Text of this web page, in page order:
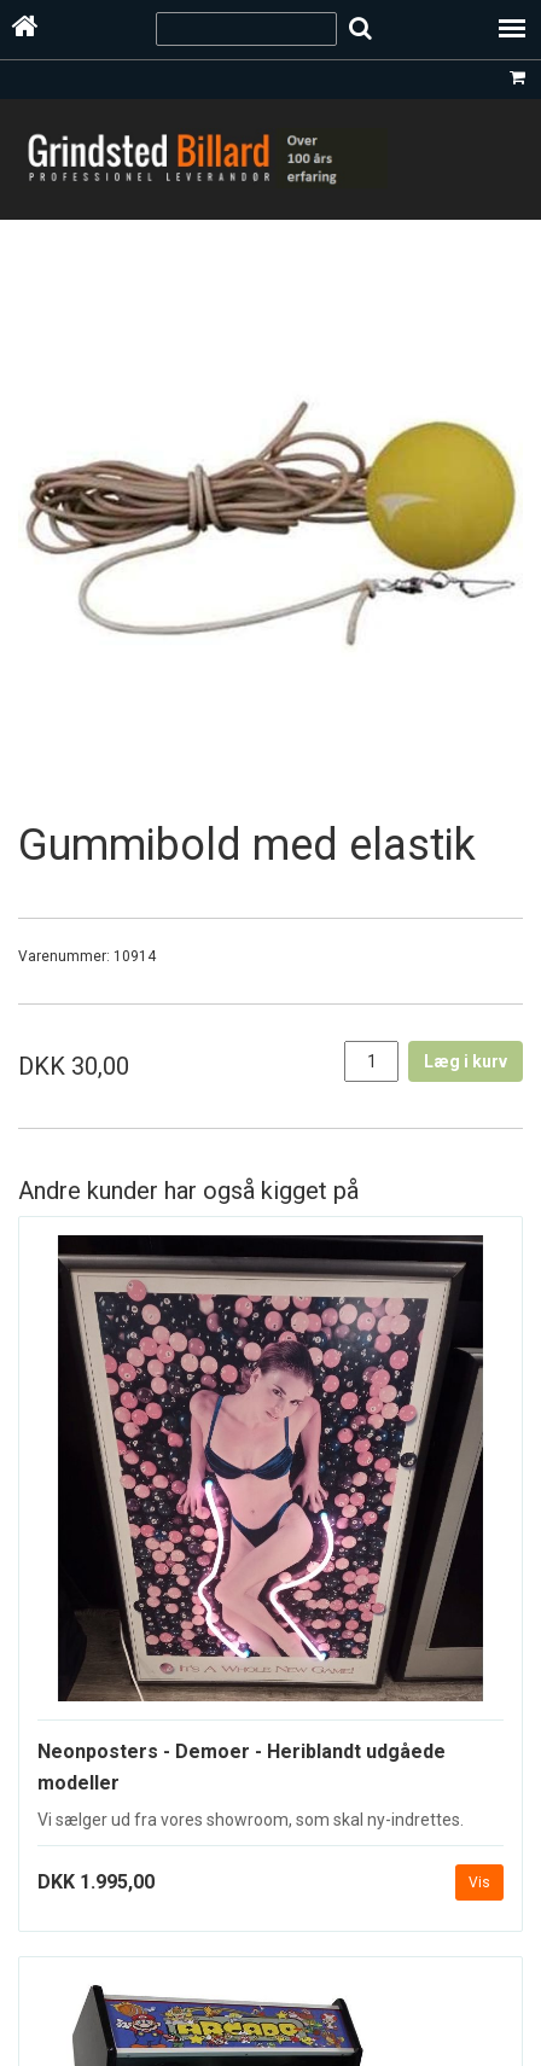
Gummibold med elastik
Varenummer: 10914
DKK 30,00 Læg i kurv
Andre kunder har også kigget på
Neonposters - Demoer - Heriblandt udgåede
modeller
Vi sælger ud fra vores showroom, som skal ny-indrettes.
DKK 1.995,00 Vis